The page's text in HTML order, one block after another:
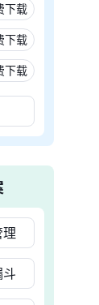
下载
下载
下载
理